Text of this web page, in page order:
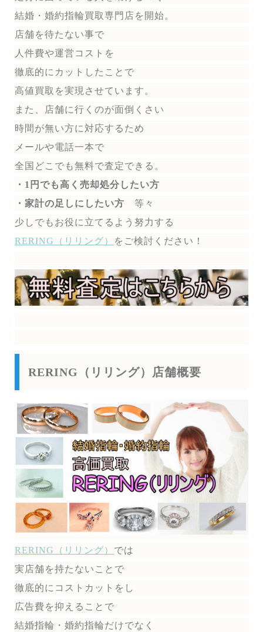
結婚・婚約指輪買取専門店を開始。
店舗を待たない事で
人件費や運営コストを
徹底的にカットしたことで
高値買取を実現させています。
また、店舗に行くのが面倒くさい
時間が無い方に対応するため
メールや電話一本で
全国どこでも無料で査定できる。
・1円でも高く売却処分したい方
・家計の足しにしたい方 等々
少しでもお役に立てるよう努力する
RERING（リリング）
を ご検討ください！
RERING（リリング）店舗概要
RERING（リリング） では
実店舗を持たないことで
徹底的にコストカットをし
広告費を抑えることで
結婚指輪・婚約指輪だけでなく